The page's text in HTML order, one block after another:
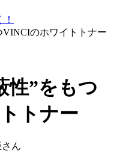
VINCIのホワイトトナー
性”をもつ
トナー
ん